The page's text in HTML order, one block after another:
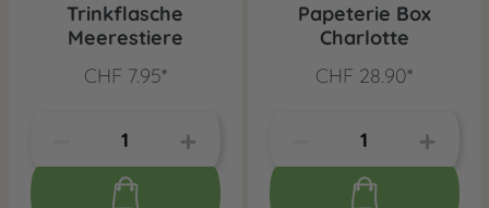
Trinkflasche
Meerestiere
CHF 7.95*
Papeterie Box
Charlotte
CHF 28.90*